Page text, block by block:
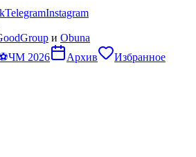
TelegramInstagram
и Obuna
ЧМ 2026 Архив Избранное